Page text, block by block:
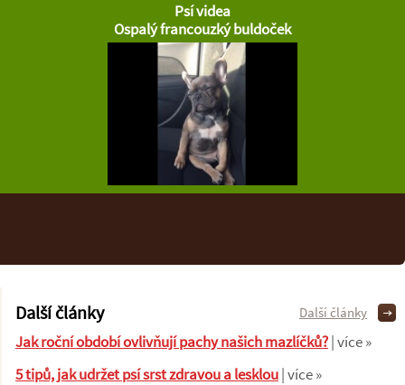
Psí videa
Ospalý francouzký buldoček
Další články
Jak roční období ovlivňují pachy našich mazlíčků?| více »
5 tipů, jak udržet psí srst zdravou a lesklou| více »
Další články